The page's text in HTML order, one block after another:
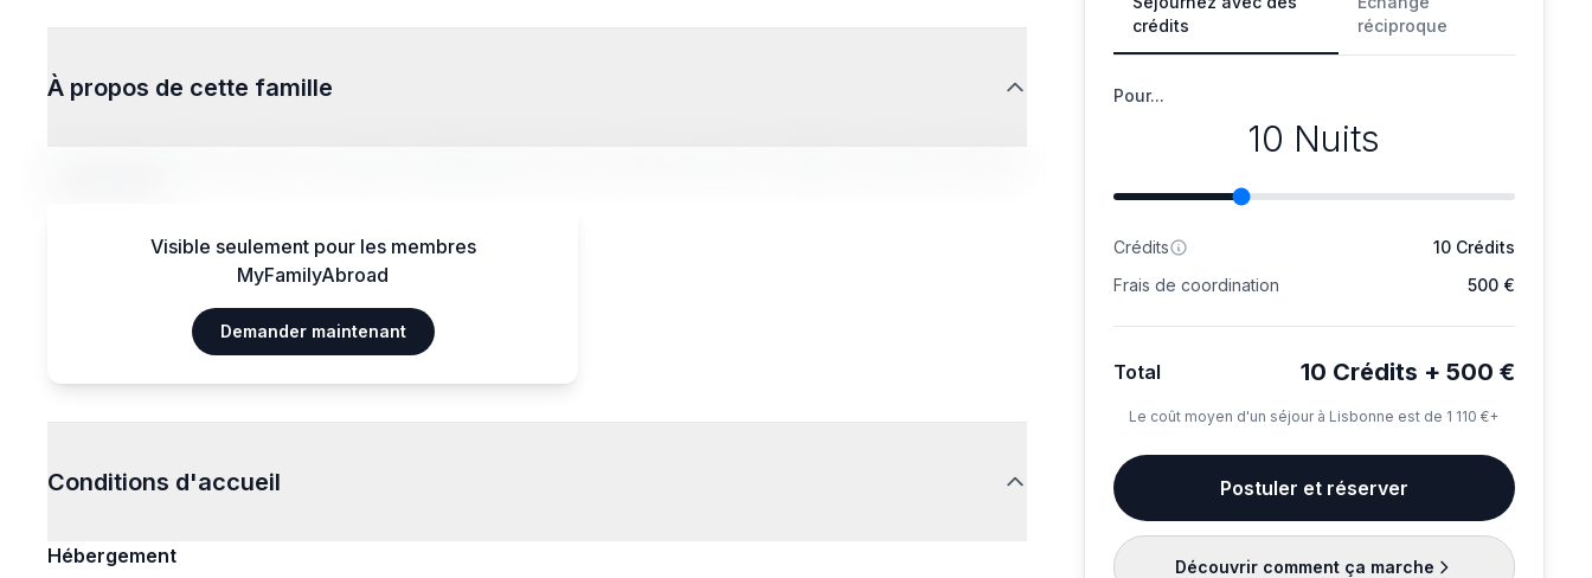
À propos de cette famille
Visible seulement pour les membres
MyFamilyAbroad
Demander maintenant
Conditions d'accueil
Hébergement
crédits
réciproque
Pour...
10 Nuits
Crédits
10 Crédits
Frais de coordination
500 €
Total 10 Crédits + 500 €
Le coût moyen d'un séjour à Lisbonne est de 1 110 €+
Postuler et réserver
Découvrir comment ça marche